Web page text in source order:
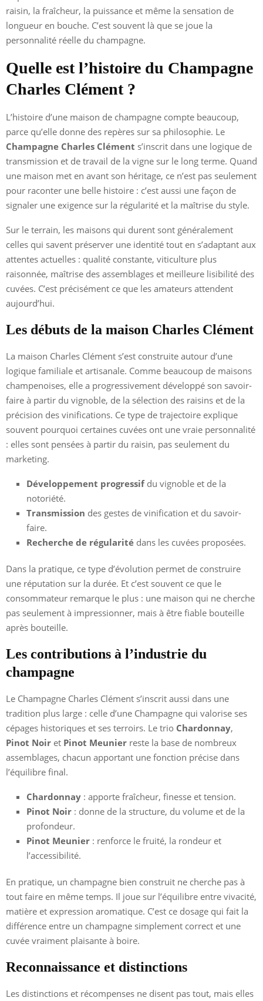
raisin, la fraîcheur, la puissance et même la sensation de
longueur en bouche. C’est souvent là que se joue la
personnalité réelle du champagne.
Quelle est l’histoire du Champagne
Charles Clément ?
L’histoire d’une maison de champagne compte beaucoup,
parce qu’elle donne des repères sur sa philosophie. Le
Champagne Charles Clément s’inscrit dans une logique de
transmission et de travail de la vigne sur le long terme. Quand
une maison met en avant son héritage, ce n’est pas seulement
pour raconter une belle histoire : c’est aussi une façon de
signaler une exigence sur la régularité et la maîtrise du style.
Sur le terrain, les maisons qui durent sont généralement
celles qui savent préserver une identité tout en s’adaptant aux
attentes actuelles : qualité constante, viticulture plus
raisonnée, maîtrise des assemblages et meilleure lisibilité des
cuvées. C’est précisément ce que les amateurs attendent
aujourd’hui.
Les débuts de la maison Charles Clément
La maison Charles Clément s’est construite autour d’une
logique familiale et artisanale. Comme beaucoup de maisons
champenoises, elle a progressivement développé son savoir-
faire à partir du vignoble, de la sélection des raisins et de la
précision des vinifications. Ce type de trajectoire explique
souvent pourquoi certaines cuvées ont une vraie personnalité
: elles sont pensées à partir du raisin, pas seulement du
marketing.
Développement progressifdu vignoble et de la
notoriété.
Transmission des gestes de vinification et du savoir-
faire.
Recherche de régularité dans les cuvées proposées.
Dans la pratique, ce type d’évolution permet de construire
une réputation sur la durée. Et c’est souvent ce que le
consommateur remarque le plus : une maison qui ne cherche
pas seulement à impressionner, mais à être fiable bouteille
après bouteille.
Les contributions à l’industrie du
champagne
Le Champagne Charles Clément s’inscrit aussi dans une
tradition plus large : celle d’une Champagne qui valorise ses
cépages historiques et ses terroirs. Le trio Chardonnay,
Pinot Noir et Pinot Meunier reste la base de nombreux
assemblages, chacun apportant une fonction précise dans
l’équilibre final.
Chardonnay : apporte fraîcheur, finesse et tension.
Pinot Noir : donne de la structure, du volume et de la
profondeur.
Pinot Meunier : renforce le fruité, la rondeur et
l’accessibilité.
En pratique, un champagne bien construit ne cherche pas à
tout faire en même temps. Il joue sur l’équilibre entre vivacité,
matière et expression aromatique. C’est ce dosage qui fait la
différence entre un champagne simplement correct et une
cuvée vraiment plaisante à boire.
Reconnaissance et distinctions
Les distinctions et récompenses ne disent pas tout, mais elles